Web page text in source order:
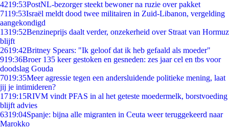
4219:53PostNL-bezorger steekt bewoner na ruzie over pakket
7119:53Israël meldt dood twee militairen in Zuid-Libanon, vergelding
aangekondigd
1319:52Benzineprijs daalt verder, onzekerheid over Straat van Hormuz
blijft
2619:42Britney Spears: "Ik geloof dat ik heb gefaald als moeder"
919:36Broer 135 keer gestoken en gesneden: zes jaar cel en tbs voor
doodslag Gouda
7019:35Meer agressie tegen een andersluidende politieke mening, laat
jij je intimideren?
1719:15RIVM vindt PFAS in al het geteste moedermelk, borstvoeding
blijft advies
6319:04Spanje: bijna alle migranten in Ceuta weer teruggekeerd naar
Marokko